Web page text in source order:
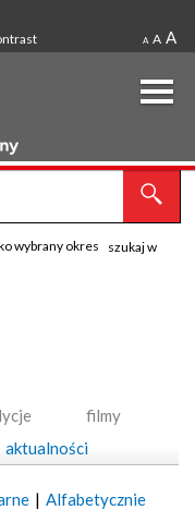
A A A
wybrany okres
szukaj w
filmy
aktualności
| Alfabetycznie